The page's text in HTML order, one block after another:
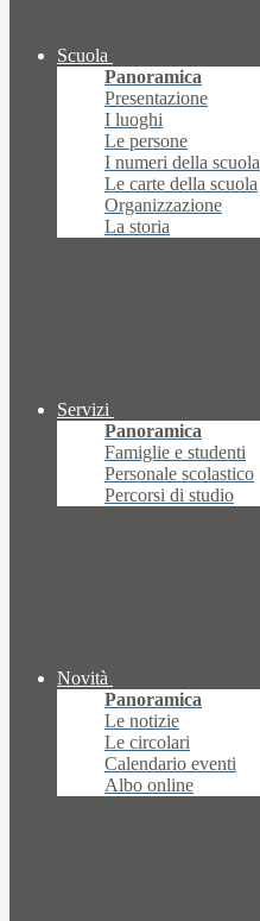
Scuola
Panoramica
Presentazione
I luoghi
Le persone
I numeri della scuola
Le carte della scuola
Organizzazione
La storia
Servizi
Panoramica
Famiglie e studenti
Personale scolastico
Percorsi di studio
Novità
Panoramica
Le notizie
Le circolari
Calendario eventi
Albo online